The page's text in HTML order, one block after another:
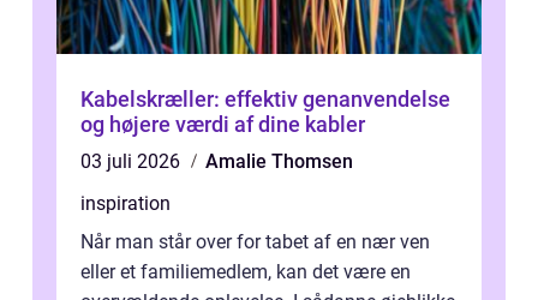
Kabelskræller: effektiv genanvendelse
og højere værdi af dine kabler
03 juli 2026
Amalie Thomsen
inspiration
Når man står over for tabet af en nær ven
eller et familiemedlem, kan det være en